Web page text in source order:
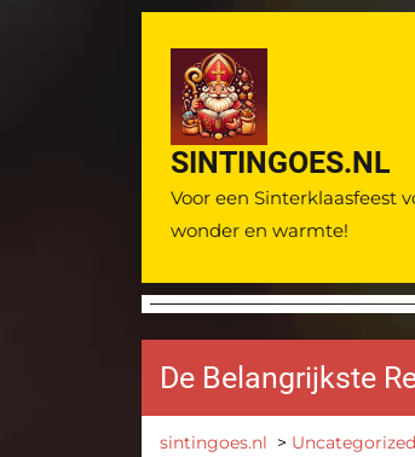
SINTINGOES.NL
Voor een Sinterklaasfeest
wonder en warmte!
De Belangrijkste
sintingoes.nl > Uncategorized